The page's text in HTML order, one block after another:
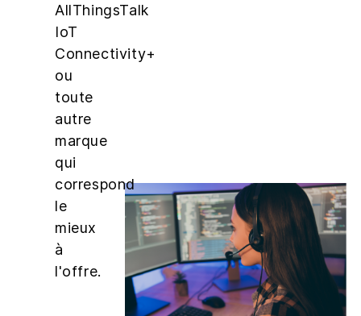
AllThingsTalk
IoT
Connectivity+
ou
toute
autre
marque
qui
correspond
le
mieux
à
l'offre.